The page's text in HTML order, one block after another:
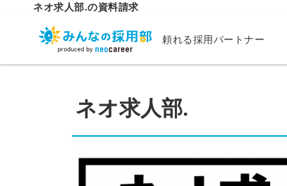
ネオ求人部.の資料請求
頼れる採用パートナー
ネオ求人部.